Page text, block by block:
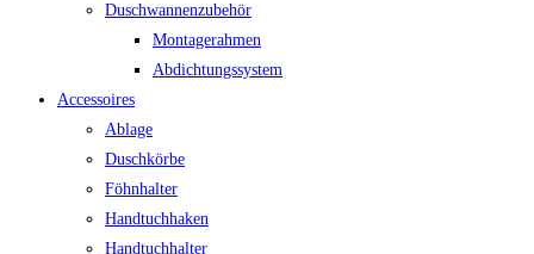
Duschwannenzubehör
Montagerahmen
Abdichtungssystem
Accessoires
Ablage
Duschkörbe
Föhnhalter
Handtuchhaken
Handtuchhalter